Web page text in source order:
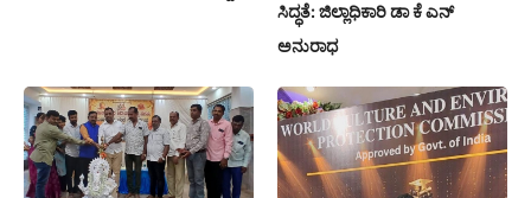
ಸಿದ್ಧತೆ: ಜಿಲ್ಲಾಧಿಕಾರಿ ಡಾ ಕೆ ಎನ್
ಅನುರಾಧ